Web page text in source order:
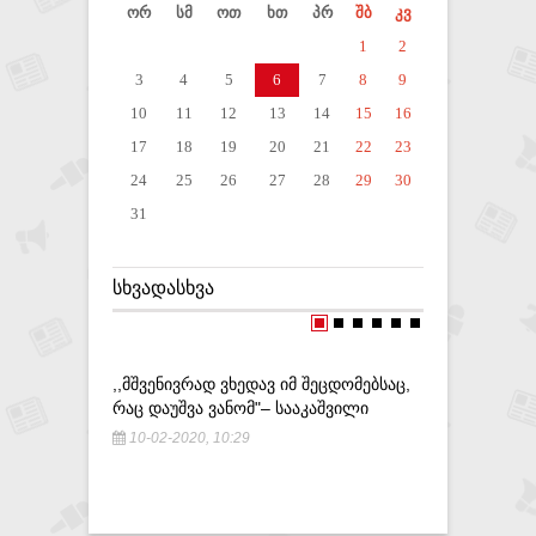
ორ
სმ ოთ ხთ პრ შბ
კვ
1
2
3
4 5 6 7 8
9
10
11 12 13 14 15
16
17
18 19 20 21 22
23
24
25 26 27 28 29
30
31
ᲡᲮᲕᲐᲓᲐᲡᲮᲕᲐ
,,ᲛᲨᲕᲔᲜᲘᲕᲠᲐᲓ ᲕᲮᲔᲓᲐᲕ ᲘᲛ ᲨᲔᲪᲓᲝᲛᲔᲑᲡᲐᲪ,
ᲠᲐᲪ ᲓᲐᲣᲨᲕᲐ ᲕᲐᲜᲝᲛ"– ᲡᲐᲐᲙᲐᲨᲕᲘᲚᲘ
10-02-2020, 10:29